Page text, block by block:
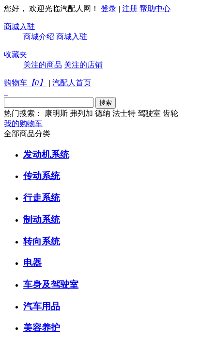
您好， 欢迎光临汽配人网！ 登录 | 注册 帮助中心
商城入驻
商城介绍 商城入驻
收藏夹
关注的商品 关注的店铺
购物车 【0 】 | 汽配人首页
热门搜索： 康明斯 弗列加 德纳 法士特 驾驶室 齿轮
我的购物车
全部商品分类
发动机系统
传动系统
行走系统
制动系统
转向系统
电器
车身及驾驶室
汽车用品
美容养护